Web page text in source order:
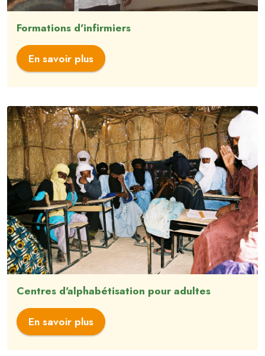
Formations d'infirmiers
En savoir plus
Centres d'alphabétisation pour adultes
En savoir plus